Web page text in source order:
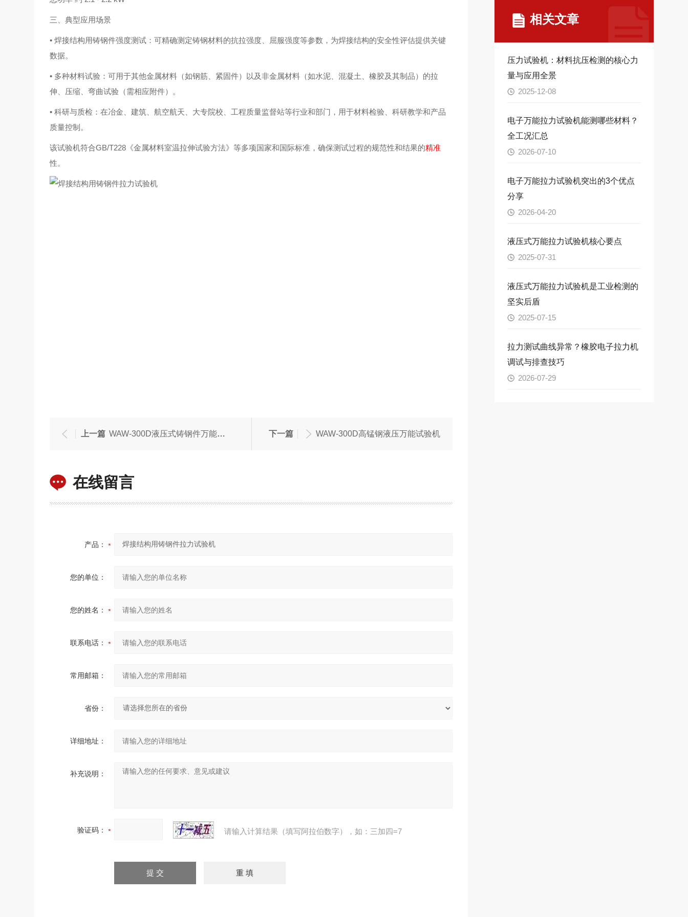
三、典型应用场景
• 焊接结构用铸钢件强度测试：可精确测定铸钢材料的抗拉强度、屈服强度等参数，为焊接结构的安全性评估提供关键
数据。
• 多种材料试验：可用于其他金属材料（如钢筋、紧固件）以及非金属材料（如水泥、混凝土、橡胶及其制品）的拉
伸、压缩、弯曲试验（需相应附件）。
• 科研与质检：在冶金、建筑、航空航天、大专院校、工程质量监督站等行业和部门，用于材料检验、科研教学和产品
质量控制。
该试验机符合GB/T228《金属材料室温拉伸试验方法》等多项国家和国际标准，确保测试过程的规范性和结果的精准
性。
上一篇 WAW-300D液压式铸钢件万能试验机 下一篇 WAW-300D高锰钢液压万能试验机
在线留言
产品：
您的单位：
您的姓名：
联系电话：
常用邮箱：
省份：
详细地址：
补充说明：
验证码： 请输入计算结果（填写阿拉伯数字），如：三加四=7
相关文章
压力试验机：材料抗压检测的核心力
量与应用全景
2025-12-08
电子万能拉力试验机能测哪些材料？
全工况汇总
2026-07-10
电子万能拉力试验机突出的3个优点
分享
2026-04-20
液压式万能拉力试验机核心要点
2025-07-31
液压式万能拉力试验机是工业检测的
坚实后盾
2025-07-15
拉力测试曲线异常？橡胶电子拉力机
调试与排查技巧
2026-07-29